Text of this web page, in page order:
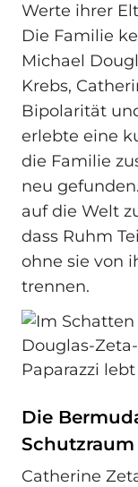
Werte ihrer
Die Familie
Michael
Krebs,
Bipolarität
erlebte eine
die Familie
neu
auf die Welt
dass Ruhm
ohne sie von
trennen.
Die
Catherine